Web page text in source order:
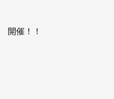
開催！！